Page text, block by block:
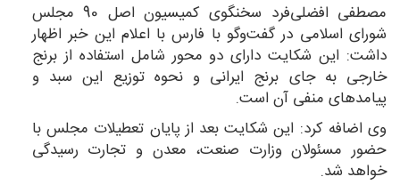
مصطفی افضلی‌فرد سخنگوی کمیسیون اصل 90 مجلس
شورای اسلامی در گفت‌وگو با فارس با اعلام این خبر اظهار
داشت: این شکایت دارای دو محور شامل استفاده از برنج
خارجی به جای برنج ایرانی و نحوه توزیع این سبد و
پیامدهای منفی آن است.
وی اضافه کرد: این شکایت بعد از پایان تعطیلات مجلس با
حضور مسئولان وزارت صنعت، معدن و تجارت رسیدگی
خواهد شد.